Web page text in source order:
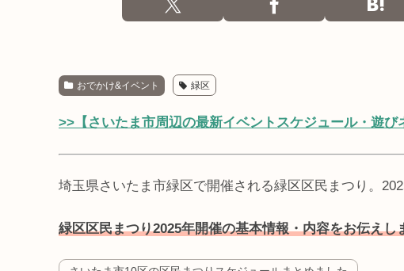
おでかけ&イベント 緑区
>>【さいたま市周辺の最新イベントスケジュール・遊び
埼玉県さいたま市緑区で開催される緑区区民まつり。
緑区区民まつり2025年開催の基本情報・内容をお伝えし